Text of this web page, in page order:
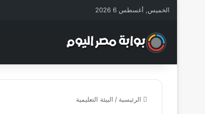
الخميس, أغسطس 6 2026
الرئيسية / البيئة التعليمية